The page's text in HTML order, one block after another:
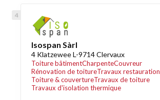
Isospan Sàrl
4 Klatzewee L-9714 Clervaux
Toiture bâtimentCharpenteCouvreur
Rénovation de toitureTravaux restauration
Toiture & couvertureTravaux de toiture
Travaux d'isolation thermique